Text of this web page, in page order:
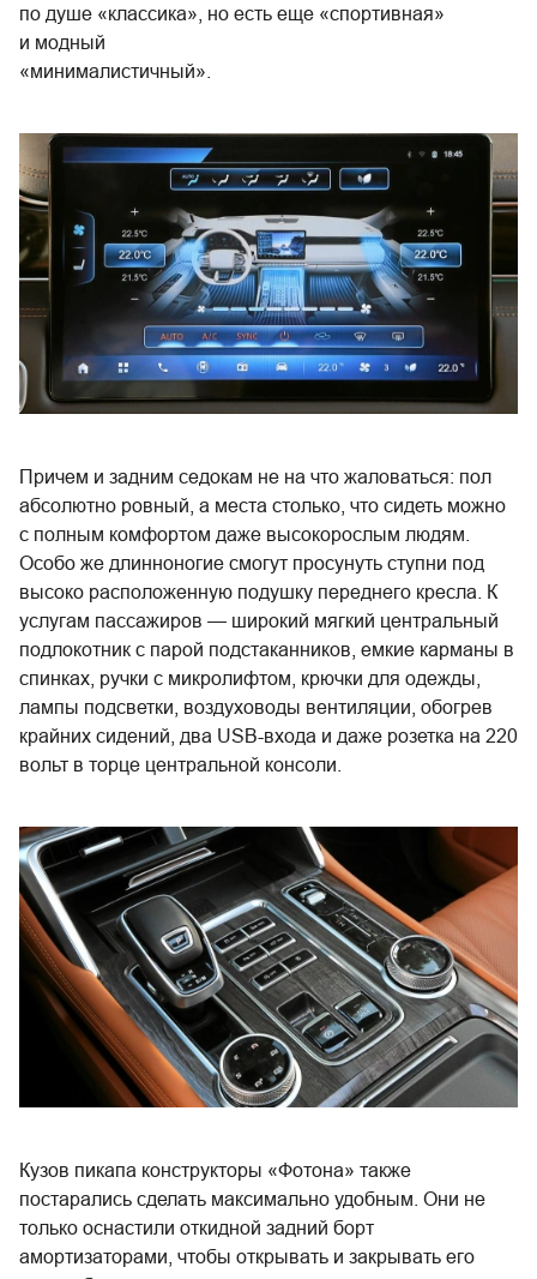
по душе «классика», но есть еще «спортивная»
и модный
«минималистичный».
Причем и задним седокам не на что жаловаться: пол
абсолютно ровный, а места столько, что сидеть можно
с полным комфортом даже высокорослым людям.
Особо же длинноногие смогут просунуть ступни под
высоко расположенную подушку переднего кресла. К
услугам пассажиров — широкий мягкий центральный
подлокотник с парой подстаканников, емкие карманы в
спинках, ручки с микролифтом, крючки для одежды,
лампы подсветки, воздуховоды вентиляции, обогрев
крайних сидений, два USB-входа и даже розетка на 220
вольт в торце центральной консоли.
Кузов пикапа конструкторы «Фотона» также
постарались сделать максимально удобным. Они не
только оснастили откидной задний борт
амортизаторами, чтобы открывать и закрывать его